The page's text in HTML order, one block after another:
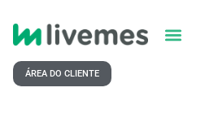
ÁREA DO CLIENTE